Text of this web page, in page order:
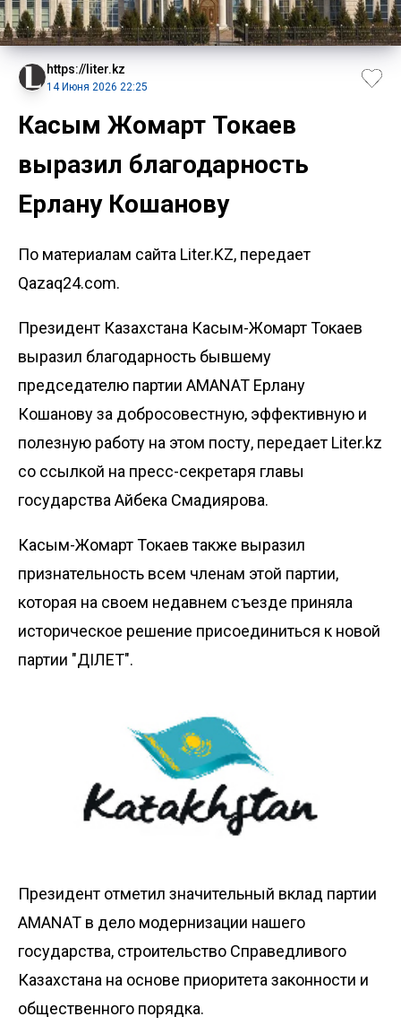
https://liter.kz
14 Июня 2026 22:25
Касым Жомарт Токаев
выразил благодарность
Ерлану Кошанову
По материалам сайта Liter.KZ, передает
Qazaq24.com.
Президент Казахстана Касым-Жомарт Токаев
выразил благодарность бывшему
председателю партии AMANAT Ерлану
Кошанову за добросовестную, эффективную и
полезную работу на этом посту, передает Liter.kz
со ссылкой на пресс-секретаря главы
государства Айбека Смадиярова.
Касым-Жомарт Токаев также выразил
признательность всем членам этой партии,
которая на своем недавнем съезде приняла
историческое решение присоединиться к новой
партии "ӘДІЛЕТ".
Президент отметил значительный вклад партии
AMANAT в дело модернизации нашего
государства, строительство Справедливого
Казахстана на основе приоритета законности и
общественного порядка.